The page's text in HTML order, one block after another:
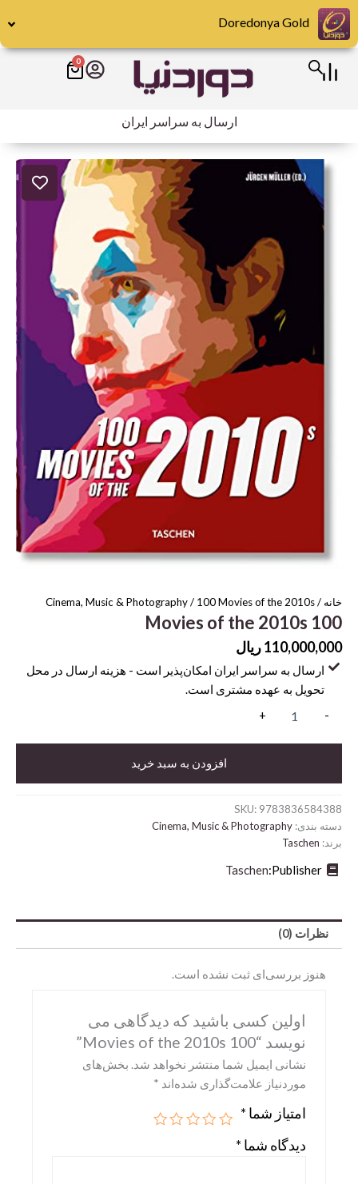
پرش
به
محتوا
Abrams
Hirmer
Miscellaneous
Motorbooks
Penguin
teNeues
0
سبد
ارسال به سراسر ایران
خانه /
Cinema, Music & Photography/ 100 Movies of the 2010s
100 Movies of the 2010s
110,000,000ریال
ارسال به سراسر ایران امکان‌پذیر است - هزینه ارسال در محل
تحویل به عهده مشتری است.
-
عدد
+
افزودن به سبد خرید
SKU: 9783836584388
دسته بندی: Cinema, Music & Photography
برند: Taschen
Publisher:
Taschen
نظرات (0)
هنوز بررسی‌ای ثبت نشده است.
اولین کسی باشید که دیدگاهی می
نویسد “100 Movies of the 2010s”
نشانی ایمیل شما منتشر نخواهد شد. بخش‌های
موردنیاز علامت‌گذاری شده‌اند *
امتیاز شما *
دیدگاه شما *